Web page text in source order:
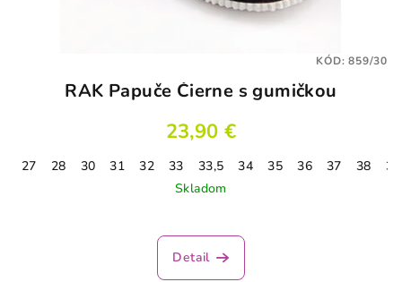
RAK Papuče Čierne s gumičkou
23,90 €
27 28 30 31 32 33 33,5 34 35 36 37 38
Skladom
Detail
KÓD:859/30